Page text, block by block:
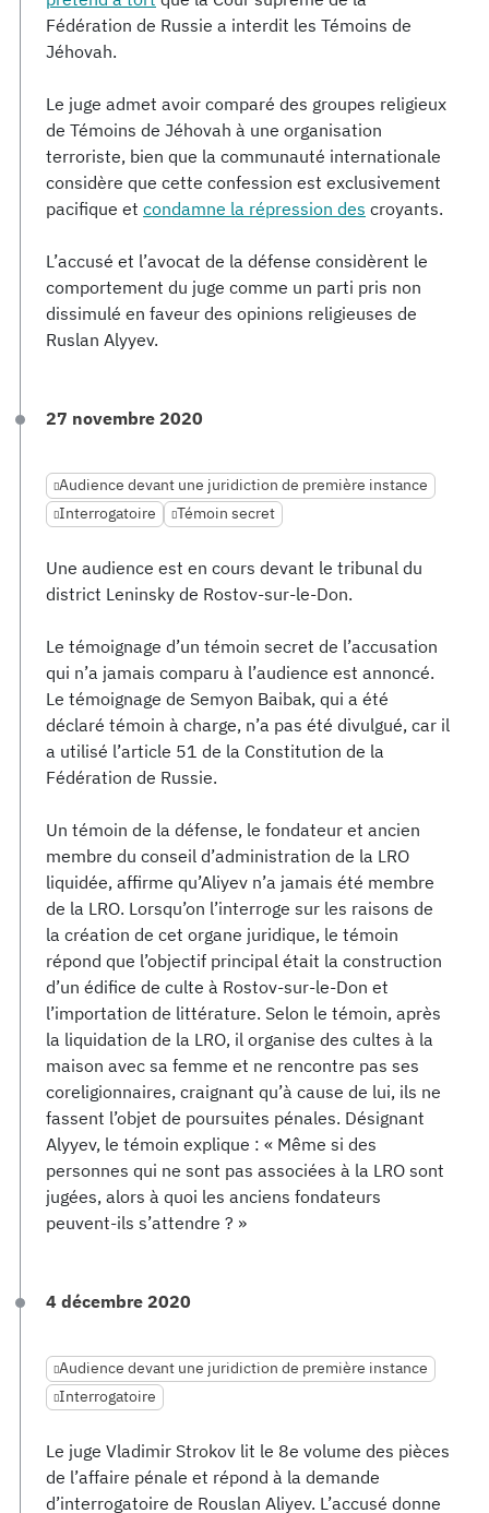
Fédération de Russie a interdit les Témoins de
Jéhovah.
Le juge admet avoir comparé des groupes religieux
de Témoins de Jéhovah à une organisation
terroriste, bien que la communauté internationale
considère que cette confession est exclusivement
pacifique et condamne la répression des croyants.
L’accusé et l’avocat de la défense considèrent le
comportement du juge comme un parti pris non
dissimulé en faveur des opinions religieuses de
Ruslan Alyyev.
27 novembre 2020
Audience devant une juridiction de première instance
Interrogatoire
Témoin secret
Une audience est en cours devant le tribunal du
district Leninsky de Rostov-sur-le-Don.
Le témoignage d’un témoin secret de l’accusation
qui n’a jamais comparu à l’audience est annoncé.
Le témoignage de Semyon Baibak, qui a été
déclaré témoin à charge, n’a pas été divulgué, car il
a utilisé l’article 51 de la Constitution de la
Fédération de Russie.
Un témoin de la défense, le fondateur et ancien
membre du conseil d’administration de la LRO
liquidée, affirme qu’Aliyev n’a jamais été membre
de la LRO. Lorsqu’on l’interroge sur les raisons de
la création de cet organe juridique, le témoin
répond que l’objectif principal était la construction
d’un édifice de culte à Rostov-sur-le-Don et
l’importation de littérature. Selon le témoin, après
la liquidation de la LRO, il organise des cultes à la
maison avec sa femme et ne rencontre pas ses
coreligionnaires, craignant qu’à cause de lui, ils ne
fassent l’objet de poursuites pénales. Désignant
Alyyev, le témoin explique : « Même si des
personnes qui ne sont pas associées à la LRO sont
jugées, alors à quoi les anciens fondateurs
peuvent-ils s’attendre ? »
4 décembre 2020
Audience devant une juridiction de première instance
Interrogatoire
Le juge Vladimir Strokov lit le 8e volume des pièces
de l’affaire pénale et répond à la demande
d’interrogatoire de Rouslan Aliyev. L’accusé donne